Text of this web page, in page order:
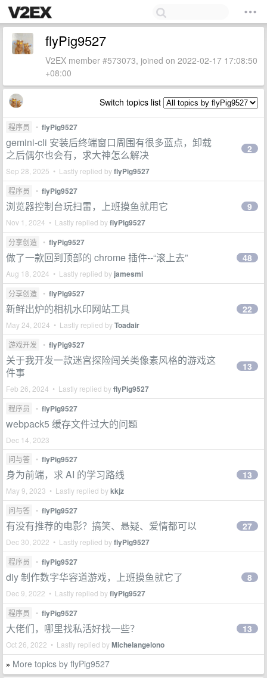
flyPig9527
V2EX member #573073, joined on 2022-02-17 17:08:50
+08:00
Switch topics list
程序员 • flyPig9527
gemini-cli 安装后终端窗口周围有很多蓝点，卸载
之后偶尔也会有，求大神怎么解决
Sep 28, 2025 • Lastly replied byflyPig9527
2
程序员 • flyPig9527
浏览器控制台玩扫雷，上班摸鱼就用它
Nov 1, 2024 • Lastly replied byflyPig9527
9
分享创造 • flyPig9527
做了一款回到顶部的 chrome 插件--“滚上去”
Aug 18, 2024 • Lastly replied by jamesmi
48
分享创造 • flyPig9527
新鲜出炉的相机水印网站工具
May 24, 2024 • Lastly replied byToadair
22
游戏开发 • flyPig9527
关于我开发一款迷宫探险闯关类像素风格的游戏这
件事
Feb 26, 2024 • Lastly replied byflyPig9527
13
程序员 • flyPig9527
webpack5 缓存文件过大的问题
Dec 14, 2023
问与答
• flyPig9527
身为前端，求 AI 的学习路线
May 9, 2023 • Lastly replied bykkjz
13
问与答 • flyPig9527
有没有推荐的电影？搞笑、悬疑、爱情都可以
Dec 30, 2022 • Lastly replied byflyPig9527
27
程序员 • flyPig9527
diy 制作数字华容道游戏，上班摸鱼就它了
Dec 9, 2022 • Lastly replied byflyPig9527
8
程序员 • flyPig9527
大佬们，哪里找私活好找一些？
Oct 26, 2022 • Lastly replied byMichelangelono
13
» More topics by flyPig9527